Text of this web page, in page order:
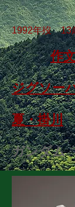
1992年歿 13
​作
ジグソー
夏・掛川
ガンダム